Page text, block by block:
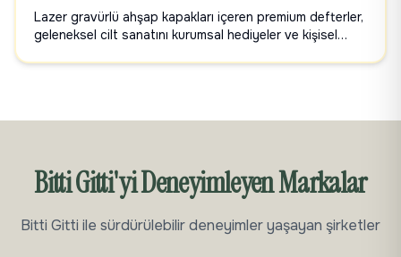
Lazer gravürlü ahşap kapakları içeren premium defterler,
geleneksel cilt sanatını kurumsal hediyeler ve kişisel
Bitti Gitti'yi Deneyimleyen Markalar
Bitti Gitti ile sürdürülebilir deneyimler yaşayan şirketler